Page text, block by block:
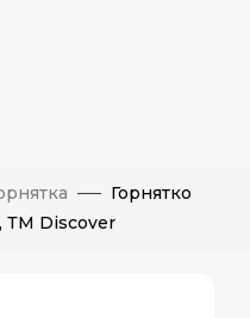
Горнятко
ТМ Discover